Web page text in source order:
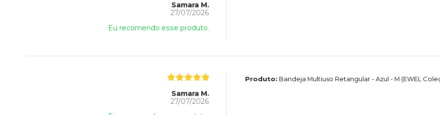
Samara M.
27/07/2026
Eu recomendo esse produto.
Samara M.
27/07/2026
Produto: Bandeja Multiuso Retangular - Azul - M (EWEL